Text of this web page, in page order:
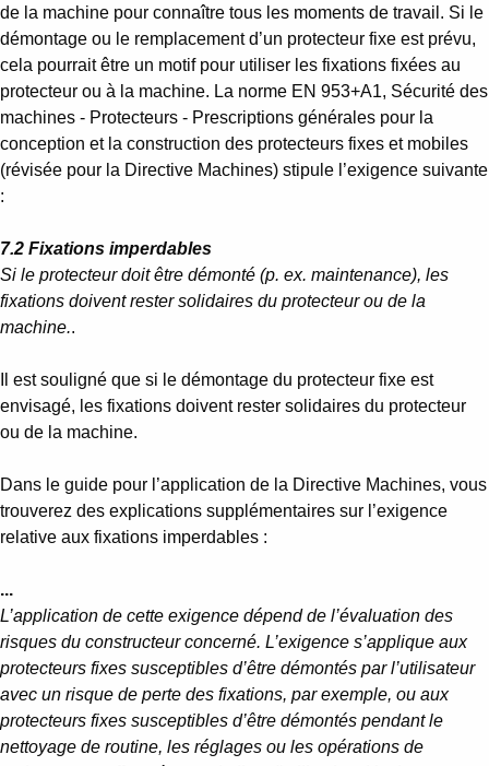
de la machine pour connaître tous les moments de travail. Si le
démontage ou le remplacement d’un protecteur fixe est prévu,
cela pourrait être un motif pour utiliser les fixations fixées au
protecteur ou à la machine. La norme EN 953+A1, Sécurité des
machines - Protecteurs - Prescriptions générales pour la
conception et la construction des protecteurs fixes et mobiles
(révisée pour la Directive Machines) stipule l’exigence suivante
:
7.2 Fixations imperdables
Si le protecteur doit être démonté (p. ex. maintenance), les
fixations doivent rester solidaires du protecteur ou de la
machine..
Il est souligné que si le démontage du protecteur fixe est
envisagé, les fixations doivent rester solidaires du protecteur
ou de la machine.
Dans le guide pour l’application de la Directive Machines, vous
trouverez des explications supplémentaires sur l’exigence
relative aux fixations imperdables :
...
L’application de cette exigence dépend de l’évaluation des
risques du constructeur concerné. L’exigence s’applique aux
protecteurs fixes susceptibles d’être démontés par l’utilisateur
avec un risque de perte des fixations, par exemple, ou aux
protecteurs fixes susceptibles d’être démontés pendant le
nettoyage de routine, les réglages ou les opérations de